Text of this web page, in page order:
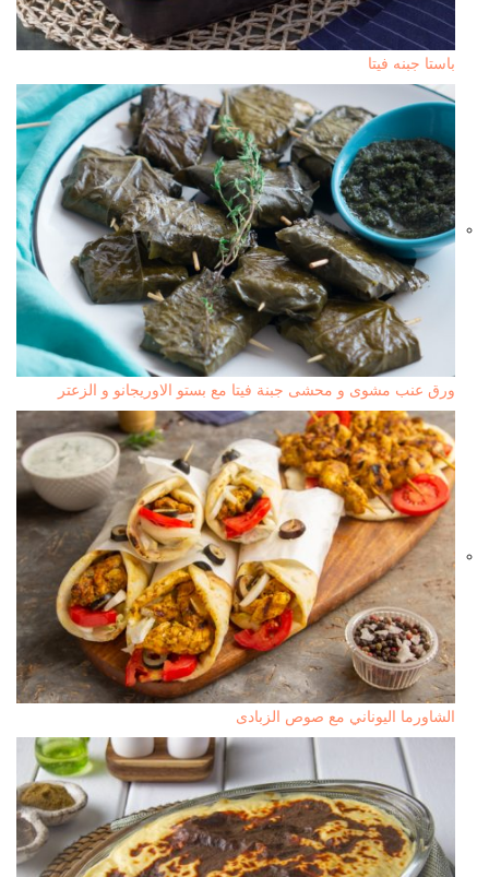
باستا جبنه فيتا
ورق عنب مشوى و محشى جبنة فيتا مع بستو الاوريجانو و الزعتر
الشاورما اليوناني مع صوص الزبادى